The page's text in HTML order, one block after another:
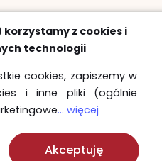
dostaw
z cookies i
technologii
cookies, zapiszemy w
i inne pliki (ogólnie
... więcej
Akceptuję